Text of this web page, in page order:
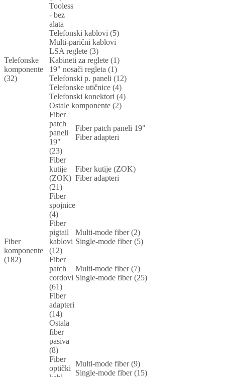
Tooless
- bez
alata
Telefonske
komponente
(32)
Telefonski kablovi (5)
Multi-parični kablovi
LSA reglete (3)
Kabineti za reglete (1)
19" nosači regleta (1)
Telefonski p. paneli (12)
Telefonske utičnice (4)
Telefonski konektori (4)
Ostale komponente (2)
Fiber
komponente
(182)
Fiber
patch
paneli
19"
(23)
Fiber patch paneli 19"
Fiber adapteri
Fiber
kutije
(ZOK)
(21)
Fiber kutije (ZOK)
Fiber adapteri
Fiber
spojnice
(4)
Fiber
pigtail
kablovi
(12)
Multi-mode fiber (2)
Single-mode fiber (5)
Fiber
patch
cordovi
(61)
Multi-mode fiber (7)
Single-mode fiber (25)
Fiber
adapteri
(14)
Ostala
fiber
pasiva
(8)
Fiber
optički
Multi-mode fiber (9)
Single-mode fiber (15)